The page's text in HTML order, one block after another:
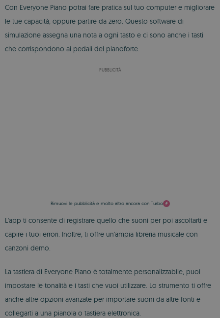
Con Everyone Piano potrai fare pratica sul tuo computer e migliorare
le tue capacità, oppure partire da zero. Questo software di
simulazione assegna una nota a ogni tasto e ci sono anche i tasti
che corrispondono ai pedali del pianoforte.
PUBBLICITÀ
Rimuovi le pubblicità e molto altro ancora con Turbo
L'app ti consente di registrare quello che suoni per poi ascoltarti e
capire i tuoi errori. Inoltre, ti offre un'ampia libreria musicale con
canzoni demo.
La tastiera di Everyone Piano è totalmente personalizzabile, puoi
impostare le tonalità e i tasti che vuoi utilizzare. Lo strumento ti offre
anche altre opzioni avanzate per importare suoni da altre fonti e
collegarti a una pianola o tastiera elettronica.